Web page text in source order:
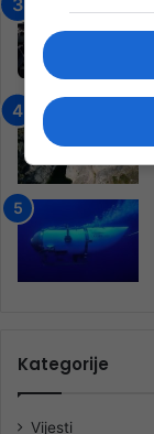
Kategorije
Vijesti